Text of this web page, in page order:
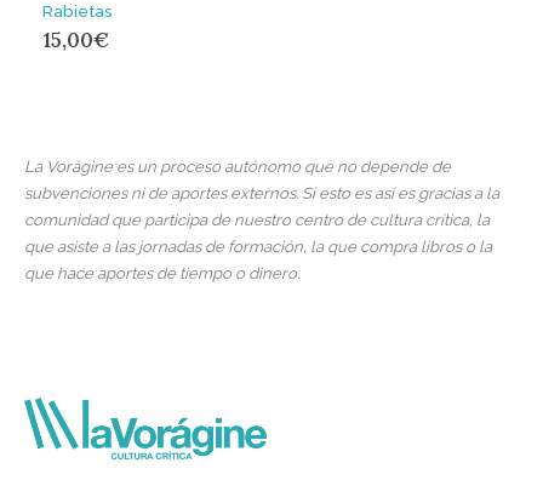
Rabietas
15,00€
La Vorágine es un proceso autónomo que no depende de
subvenciones ni de aportes externos. Si esto es así es gracias a la
comunidad que participa de nuestro centro de cultura crítica, la
que asiste a las jornadas de formación, la que compra libros o la
que hace aportes de tiempo o dinero.